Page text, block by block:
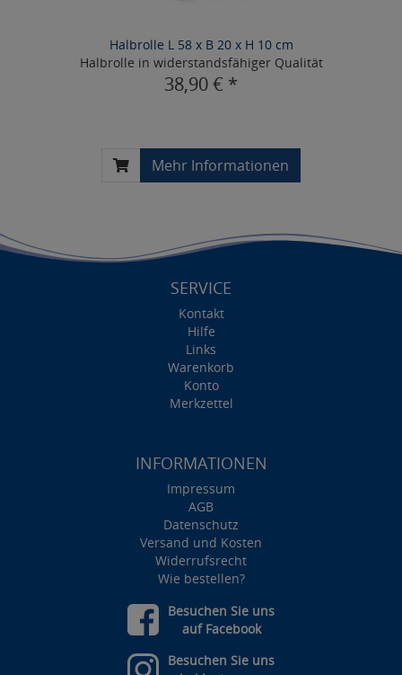
Halbrolle L 58 x B 20 x H 10 cm
Halbrolle in widerstandsfähiger Qualität
38,90 € *
Mehr Informationen
SERVICE
Kontakt
Hilfe
Links
Warenkorb
Konto
Merkzettel
INFORMATIONEN
Impressum
AGB
Datenschutz
Versand und Kosten
Widerrufsrecht
Wie bestellen?
Besuchen Sie uns
auf Facebook
Besuchen Sie uns